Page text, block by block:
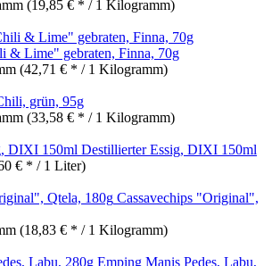
(19,85 € * / 1 Kilogramm)
& Lime" gebraten, Finna, 70g
(42,71 € * / 1 Kilogramm)
grün, 95g
(33,58 € * / 1 Kilogramm)
Destillierter Essig, DIXI 150ml
€ * / 1 Liter)
Cassavechips "Original",
(18,83 € * / 1 Kilogramm)
Emping Manis Pedes, Labu,